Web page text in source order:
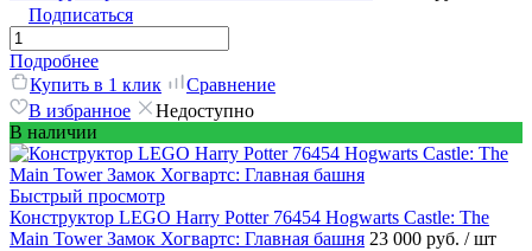
Подписаться
Подробнее
Купить в 1 клик
Сравнение
В избранное
Недоступно
В наличии
Быстрый просмотр
Конструктор LEGO Harry Potter 76454 Hogwarts Castle: The
Main Tower Замок Хогвартс: Главная башня 23 000 руб. / шт